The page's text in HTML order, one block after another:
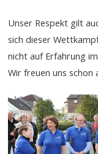
Unser Respekt gilt
sich dieser
nicht auf Erfahrung
Wir freuen uns schon